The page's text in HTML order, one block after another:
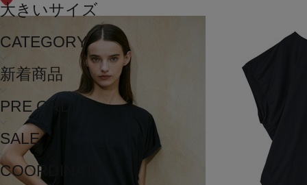
大きいサイズ
CATEGORY
新着商品
PRE ORDER
SALE
COORDINATE